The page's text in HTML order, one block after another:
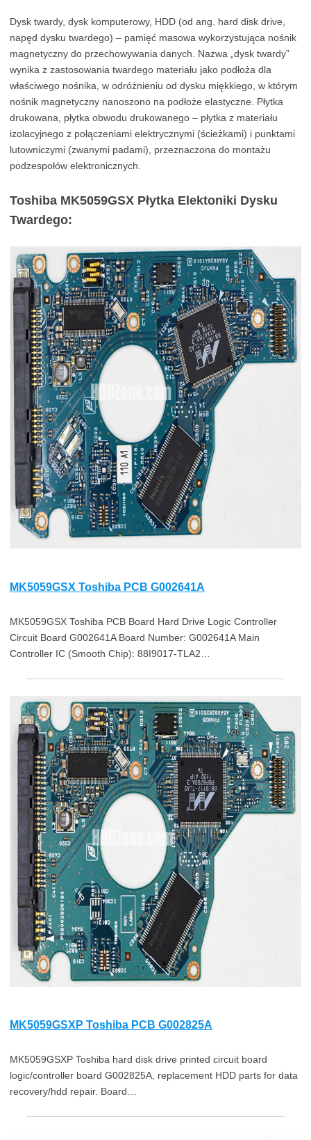
Dysk twardy, dysk komputerowy, HDD (od ang. hard disk drive,
napęd dysku twardego) – pamięć masowa wykorzystująca nośnik
magnetyczny do przechowywania danych. Nazwa „dysk twardy”
wynika z zastosowania twardego materiału jako podłoża dla
właściwego nośnika, w odróżnieniu od dysku miękkiego, w którym
nośnik magnetyczny nanoszono na podłoże elastyczne. Płytka
drukowana, płytka obwodu drukowanego – płytka z materiału
izolacyjnego z połączeniami elektrycznymi (ścieżkami) i punktami
lutowniczymi (zwanymi padami), przeznaczona do montażu
podzespołów elektronicznych.
Toshiba MK5059GSX Płytka Elektoniki Dysku
Twardego:
MK5059GSX Toshiba PCB G002641A
MK5059GSX Toshiba PCB Board Hard Drive Logic Controller
Circuit Board G002641A Board Number: G002641A Main
Controller IC (Smooth Chip): 88I9017-TLA2…
MK5059GSXP Toshiba PCB G002825A
MK5059GSXP Toshiba hard disk drive printed circuit board
logic/controller board G002825A, replacement HDD parts for data
recovery/hdd repair. Board…